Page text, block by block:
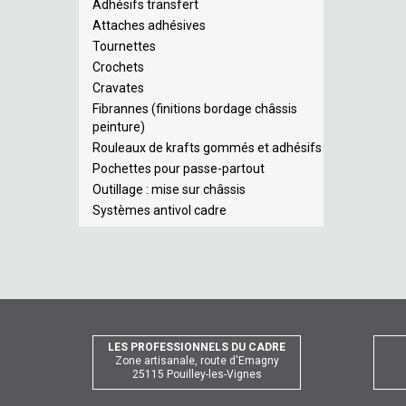
Adhésifs transfert
Attaches adhésives
Tournettes
Crochets
Cravates
Fibrannes (finitions bordage châssis
peinture)
Rouleaux de krafts gommés et adhésifs
Pochettes pour passe-partout
Outillage : mise sur châssis
Systèmes antivol cadre
LES PROFESSIONNELS DU CADRE
Zone artisanale, route d'Emagny
25115 Pouilley-les-Vignes